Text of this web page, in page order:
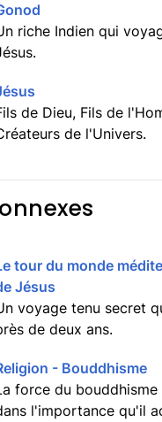
riche Indien qui
de Dieu, Fils de
de l'Univers.
tour du monde
Jésus
voyage tenu secret
de deux ans.
- Bouddhisme
force du bouddhisme
l'importance qu'il